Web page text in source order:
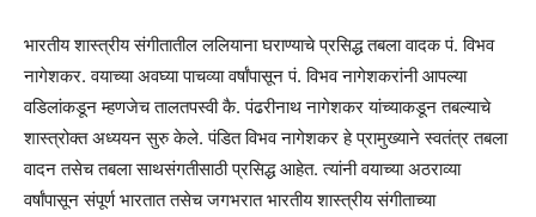
भारतीय शास्त्रीय संगीतातील ललियाना घराण्याचे प्रसिद्ध तबला वादक पं. विभव
नागेशकर. वयाच्या अवघ्या पाचव्या वर्षांपासून पं. विभव नागेशकरांनी आपल्या
वडिलांकडून म्हणजेच तालतपस्वी कै. पंढरीनाथ नागेशकर यांच्याकडून तबल्याचे
शास्त्रोक्त अध्ययन सुरु केले. पंडित विभव नागेशकर हे प्रामुख्याने स्वतंत्र तबला
वादन तसेच तबला साथसंगतीसाठी प्रसिद्ध आहेत. त्यांनी वयाच्या अठराव्या
वर्षांपासून संपूर्ण भारतात तसेच जगभरात भारतीय शास्त्रीय संगीताच्या